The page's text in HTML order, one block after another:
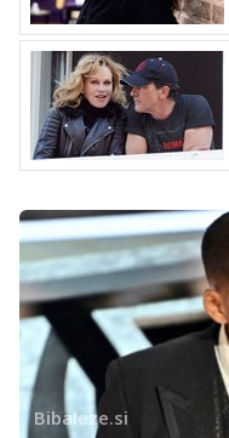
Bibaleze.si